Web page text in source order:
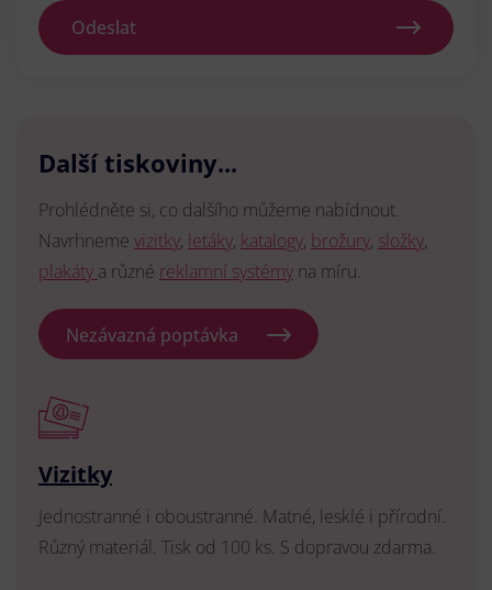
Odeslat
Další tiskoviny...
Prohlédněte si, co dalšího můžeme nabídnout.
Navrhneme vizitky, letáky, katalogy, brožury, složky,
plakáty a různé reklamní systémy na míru.
Nezávazná poptávka
Vizitky
Jednostranné i oboustranné. Matné, lesklé i přírodní.
Různý materiál. Tisk od 100 ks. S dopravou zdarma.